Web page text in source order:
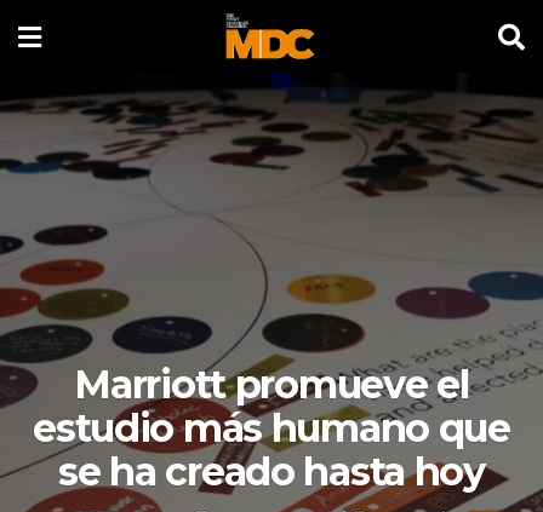
Marriott promueve el
estudio más humano que
se ha creado hasta hoy